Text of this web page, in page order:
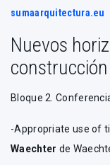
sumaarquitectura.eu
Nuevos
Bloque 2.
-Appropriate use of
Waechter de